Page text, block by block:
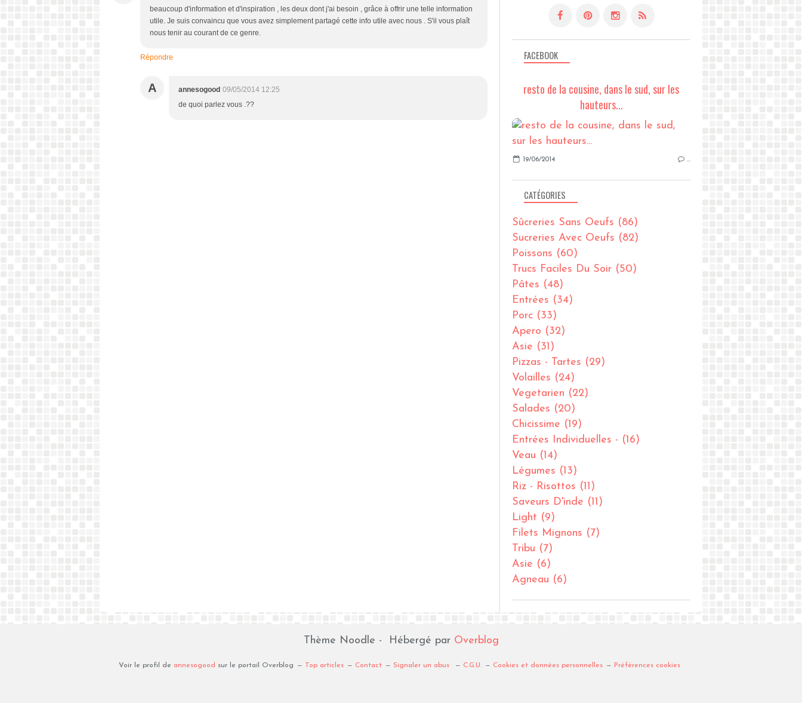
beaucoup d'information et d'inspiration , les deux dont j'ai besoin , grâce à offrir une telle information
utile. Je suis convaincu que vous avez simplement partagé cette info utile avec nous . S'il vous plaît
nous tenir au courant de ce genre.
Répondre
A annesogood 09/05/2014 12:25
de quoi parlez vous .??
FACEBOOK
resto de la cousine, dans le sud, sur les
hauteurs...
19/06/2014 …
CATÉGORIES
Sûcreries Sans Oeufs (86)
Sucreries Avec Oeufs (82)
Poissons (60)
Trucs Faciles Du Soir (50)
Pâtes (48)
Entrées (34)
Porc (33)
Apero (32)
Asie (31)
Pizzas - Tartes (29)
Volailles (24)
Vegetarien (22)
Salades (20)
Chicissime (19)
Entrées Individuelles - (16)
Veau (14)
Légumes (13)
Riz - Risottos (11)
Saveurs D'inde (11)
Light (9)
Filets Mignons (7)
Tribu (7)
Asie (6)
Agneau (6)
Thème Noodle - Hébergé par Overblog
Voir le profil de annesogood sur le portail Overblog Top articles Contact Signaler un abus C.G.U. Cookies et données personnelles Préférences cookies